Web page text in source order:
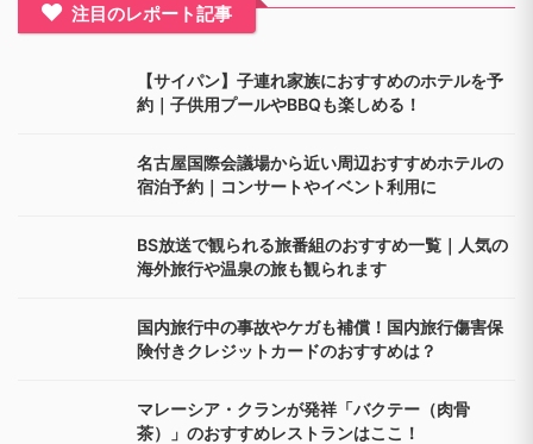
注目のレポート記事
【サイパン】子連れ家族におすすめのホテルを予
約｜子供用プールやBBQも楽しめる！
名古屋国際会議場から近い周辺おすすめホテルの
宿泊予約｜コンサートやイベント利用に
BS放送で観られる旅番組のおすすめ一覧｜人気の
海外旅行や温泉の旅も観られます
国内旅行中の事故やケガも補償！国内旅行傷害保
険付きクレジットカードのおすすめは？
マレーシア・クランが発祥「バクテー（肉骨
茶）」のおすすめレストランはここ！